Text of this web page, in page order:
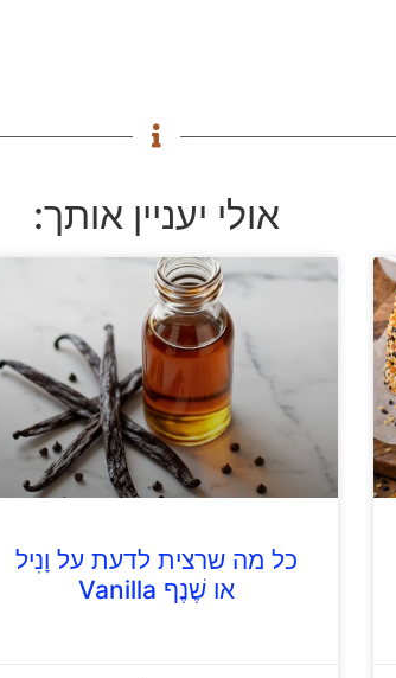
אולי יעניין אותך:
כל מה שרצית לדעת על וָנִיל
או שֶׁנֶף Vanilla